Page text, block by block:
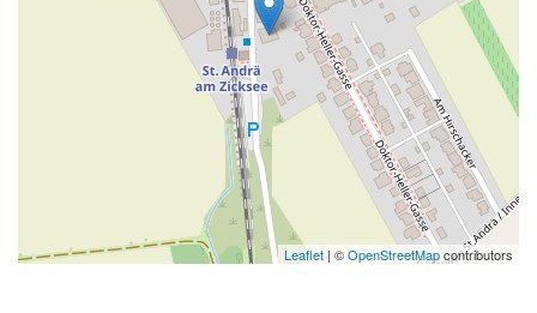
Leaflet | ©OpenStreetMapcontributors